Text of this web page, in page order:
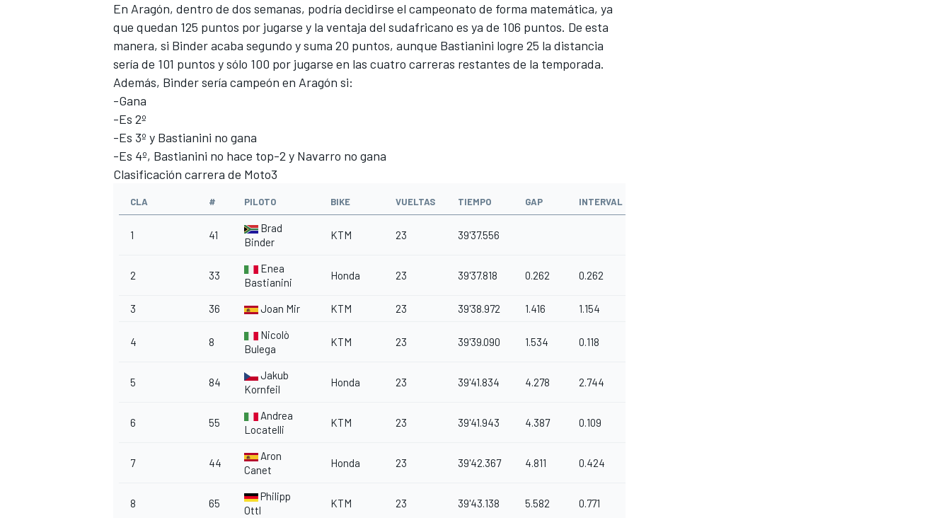
En Aragón, dentro de dos semanas, podría decidirse el campeonato de forma matemática, ya
que quedan 125 puntos por jugarse y la ventaja del sudafricano es ya de 106 puntos. De esta
manera, si Binder acaba segundo y suma 20 puntos, aunque Bastianini logre 25 la distancia
sería de 101 puntos y sólo 100 por jugarse en las cuatro carreras restantes de la temporada.
Además, Binder sería campeón en Aragón si:
-Gana
-Es 2º
-Es 3º y Bastianini no gana
-Es 4º, Bastianini no hace top-2 y Navarro no gana
Clasificación carrera de Moto3
CLA # PILOTO BIKE VUELTAS TIEMPO GAP INTERVAL
1 41
Brad
Binder
KTM 23 39'37.556
2 33
Enea
Bastianini
Honda 23 39'37.818 0.262 0.262
3 36 Joan Mir KTM 23 39'38.972 1.416 1.154
4 8
Nicolò
Bulega
KTM 23 39'39.090 1.534 0.118
5 84
Jakub
Kornfeil
Honda 23 39'41.834 4.278 2.744
6 55
Andrea
Locatelli
KTM 23 39'41.943 4.387 0.109
7 44
Aron
Canet
Honda 23 39'42.367 4.811 0.424
8 65
Philipp
Ottl
KTM 23 39'43.138 5.582 0.771